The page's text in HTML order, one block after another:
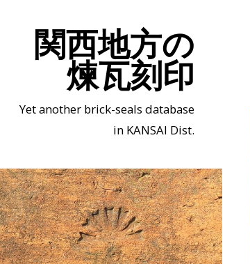
関西地方の
煉瓦刻印
Yet another brick-seals database
in KANSAI Dist.